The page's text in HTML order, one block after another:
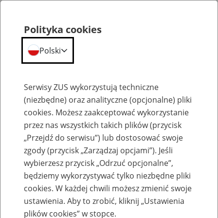
Emerytury
Baza zlikwidowanych lub
przekształconych zakładów pracy
Polityka cookies
Polski
Serwisy ZUS wykorzystują techniczne
(niezbędne) oraz analityczne (opcjonalne) pliki
cookies. Możesz zaakceptować wykorzystanie
przez nas wszystkich takich plików (przycisk
„Przejdź do serwisu”) lub dostosować swoje
zgody (przycisk „Zarządzaj opcjami”). Jeśli
wybierzesz przycisk „Odrzuć opcjonalne”,
będziemy wykorzystywać tylko niezbędne pliki
cookies. W każdej chwili możesz zmienić swoje
ustawienia. Aby to zrobić, kliknij „Ustawienia
plików cookies” w stopce.